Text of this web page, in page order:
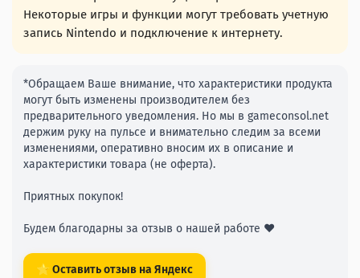
Некоторые игры и функции могут требовать учетную
запись Nintendo и подключение к интернету.
*Обращаем Ваше внимание, что характеристики продукта
могут быть изменены производителем без
предварительного уведомления. Но мы в gameconsol.net
держим руку на пульсе и внимательно следим за всеми
изменениями, оперативно вносим их в описание и
характеристики товара (не оферта).
Приятных покупок!
Будем благодарны за отзыв о нашей работе ❤️
⭐ Оставить отзыв на Яндекс